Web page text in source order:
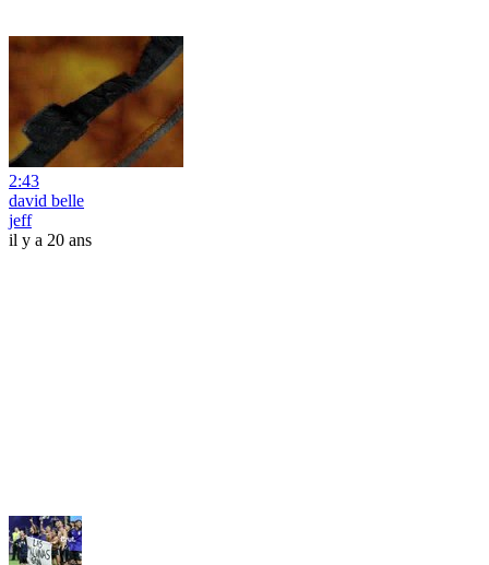
2:43
david belle
jeff
il y a 20 ans